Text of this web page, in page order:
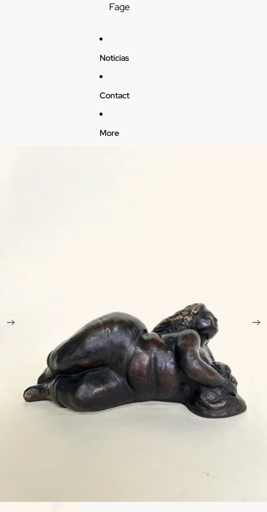
Fage
Noticias
Contact
More